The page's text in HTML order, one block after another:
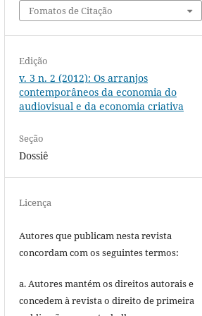
Fomatos de Citação
Edição
v. 3 n. 2 (2012): Os arranjos
contemporâneos da economia do
audiovisual e da economia criativa
Seção
Dossiê
Licença
Autores que publicam nesta revista
concordam com os seguintes termos:
a. Autores mantém os direitos autorais e
concedem à revista o direito de primeira